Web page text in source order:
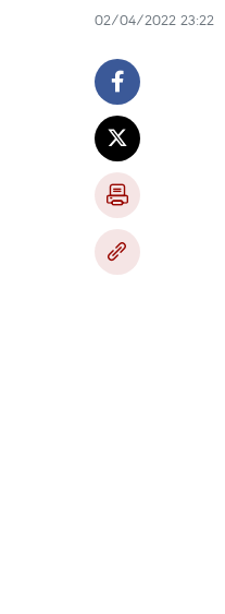
02/04/2022 23:22